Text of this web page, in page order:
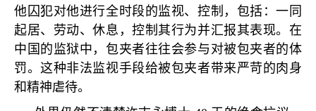
他囚犯对他进行全时段的监视、控制，包括：一同
起居、劳动、休息，控制其行为并汇报其表现。在
中国的监狱中，包夹者往往会参与对被包夹者的体
罚。这种非法监视手段给被包夹者带来严苛的肉身
和精神虐待。